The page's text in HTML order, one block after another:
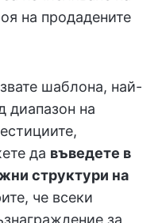
на продадените
шаблона, най-
диапазон на
да въведете в
структури на
че всеки
за